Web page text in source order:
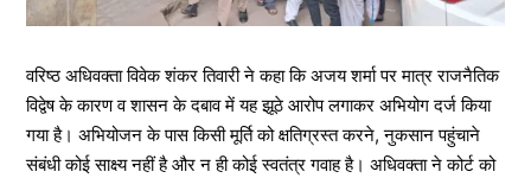
वरिष्ठ अधिवक्ता विवेक शंकर तिवारी ने कहा कि अजय शर्मा पर मात्र राजनैतिक
विद्वेष के कारण व शासन के दबाव में यह झूठे आरोप लगाकर अभियोग दर्ज किया
गया है। अभियोजन के पास किसी मूर्ति को क्षतिग्रस्त करने, नुकसान पहुंचाने
संबंधी कोई साक्ष्य नहीं है और न ही कोई स्वतंत्र गवाह है। अधिवक्ता ने कोर्ट को